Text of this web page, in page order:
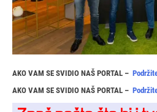
AKO VAM SE SVIDIO NAŠ PORTAL –
AKO VAM SE SVIDIO NAŠ PORTAL –